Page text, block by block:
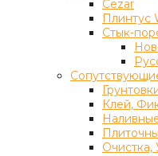
Cezar
Плинтус
Стык-
Клей,
Очистка,